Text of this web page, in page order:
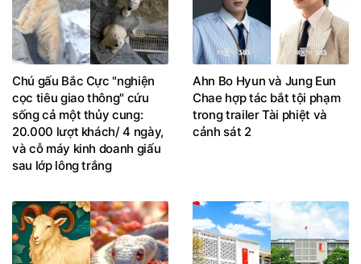
Chú gấu Bắc Cực "nghiện
cọc tiêu giao thông" cứu
sống cả một thủy cung:
20.000 lượt khách/ 4 ngày,
và cỗ máy kinh doanh giấu
sau lớp lông trắng
Ahn Bo Hyun và Jung Eun
Chae hợp tác bắt tội phạm
trong trailer Tài phiệt và
cảnh sát 2